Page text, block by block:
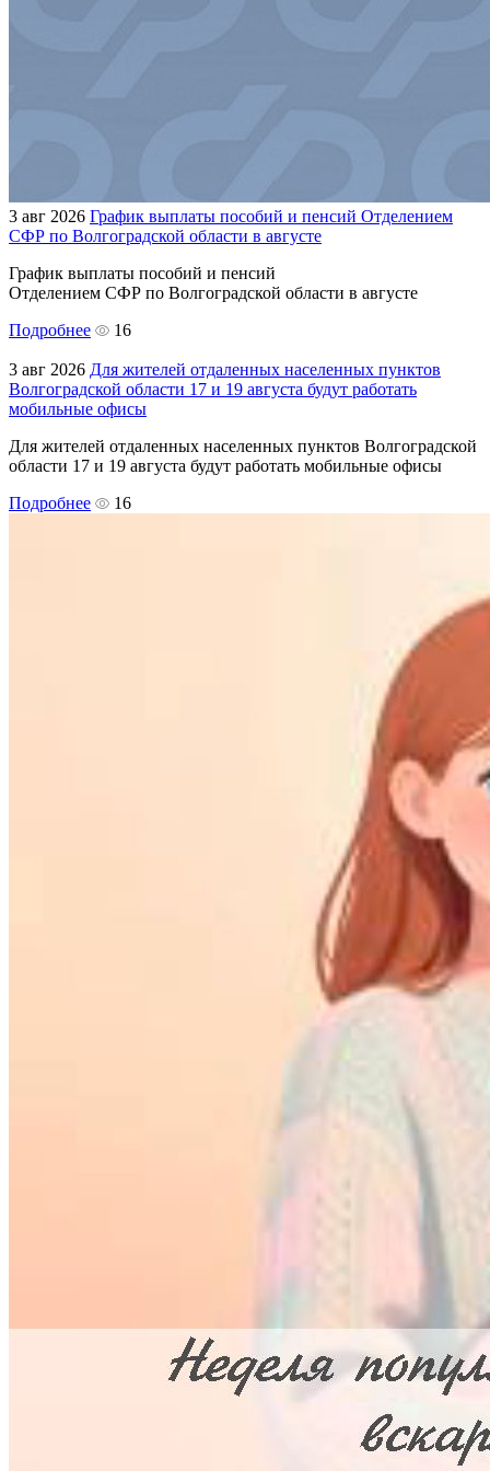
3 авг 2026 График выплаты пособий и пенсий Отделением
СФР по Волгоградской области в августе
График выплаты пособий и пенсий
Отделением СФР по Волгоградской области в августе
Подробнее
16
3 авг 2026 Для жителей отдаленных населенных пунктов
Волгоградской области 17 и 19 августа будут работать
мобильные офисы
Для жителей отдаленных населенных пунктов Волгоградской
области 17 и 19 августа будут работать мобильные офисы
Подробнее
16